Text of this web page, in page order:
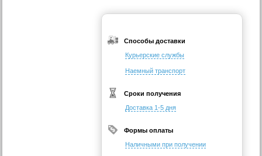
Способы доставки
Курьерские службы
Наемный транспорт
Сроки получения
Доставка 1-5 дня
Формы оплаты
Наличными при получении